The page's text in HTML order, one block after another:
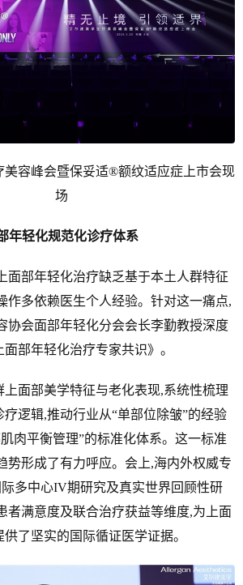
美容峰会暨保妥适®额纹适应症上市会现
场
年轻化规范化诊疗体系
面部年轻化治疗缺乏基于本土人群特征
作多依赖医生个人经验。针对这一痛点,
协会面部年轻化分会会长李勤教授深度
部年轻化治疗专家共识》。
面部美学特征与老化表现,系统性梳理
逻辑,推动行业从“单部位除皱”的经验
肉平衡管理”的标准化体系。这一标准
势形成了有力呼应。会上,海内外权威专
多中心IV期研究及真实世界回顾性研
者满意度及联合治疗获益等维度,为上面
了坚实的国际循证医学证据。